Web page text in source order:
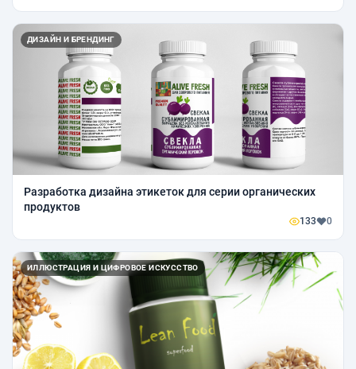
ДИЗАЙН И БРЕНДИНГ
Разработка дизайна этикеток для серии органических
продуктов
133 0
ИЛЛЮСТРАЦИЯ И ЦИФРОВОЕ ИСКУССТВО